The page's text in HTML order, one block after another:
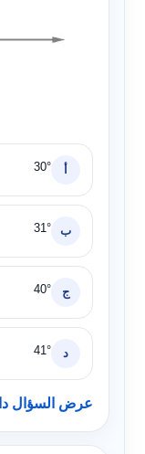
30°
ب 31°
ج 40°
د 41°
عرض السؤال